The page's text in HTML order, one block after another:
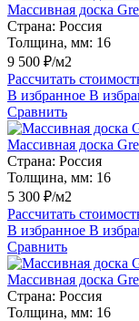
Массивная доска
Страна: Россия
Толщина, мм: 16
9 500 ₽/м2
Рассчитать
В избранное В
Сравнить
Массивная доска
Страна: Россия
Толщина, мм: 16
5 300 ₽/м2
Рассчитать
В избранное В
Сравнить
Массивная доска
Страна: Россия
Толщина, мм: 16